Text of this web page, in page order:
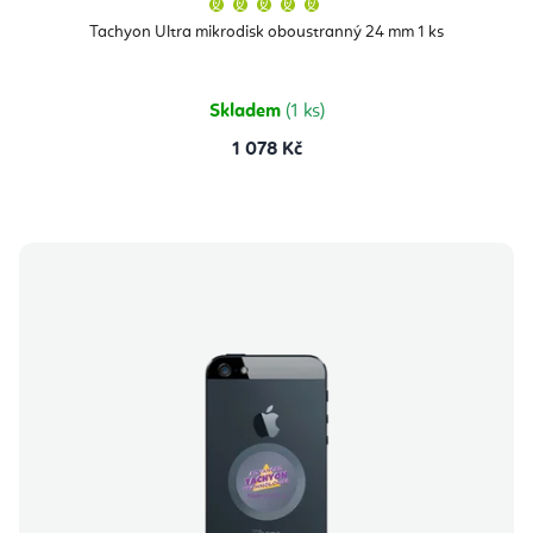
Tachyon Ultra mikrodisk oboustranný 24 mm 1 ks
produktu
je
Skladem (1 ks)
1 078 Kč